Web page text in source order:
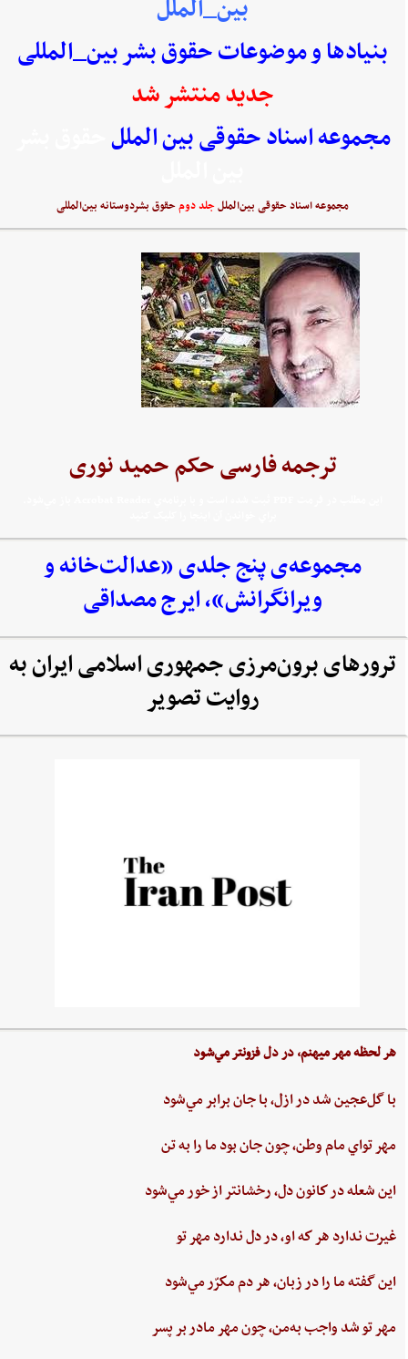
بین_الملل
بنیادها و موضوعات حقوق بشر بین_المللی
جدید منتشر شد
مجموعه اسناد حقوقی بین الملل
مجموعه اسناد حقوقی بین‌المللجلد دومحقوق بشردوستانه بین‌المللی
ترجمه فارسی حکم حمید نوری
مجموعه‌‌ی پنج جلدی «عدالت‌خانه و
ویرانگرانش»، ایرج مصداقی
ترورهای برون‌مرزی جمهوری اسلامی ایران به
روایت تصویر
هر لحظه‌ مهر ميهنم،‌ در دل‌ فزونتر مي‌شود
با گل‌عجين‌ شد در ازل،‌ با جان‌ برابر مي‌شود
مهر تواي ‌مام ‌وطن،‌ چون‌ جان‌ بود ما را به‌ تن
اين ‌شعله ‌در كانون ‌دل، ‌رخشانتر از خور مي‌شود
غيرت‌ ندارد هر كه او، در دل‌ ندارد مهر تو
اين‌ گفته‌ ما را در زبان، هر دم‌ مكرّر مي‌شود
مهر تو شد واجب‌ به‌من،‌ چون‌ مهر مادر بر پسر